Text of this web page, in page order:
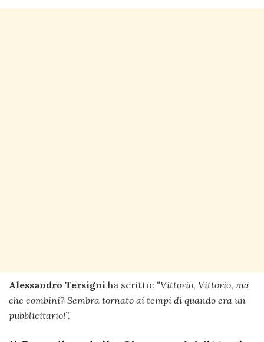
Alessandro Tersigni ha scritto: “Vittorio, Vittorio, ma
che combini? Sembra tornato ai tempi di quando era un
pubblicitario!”.